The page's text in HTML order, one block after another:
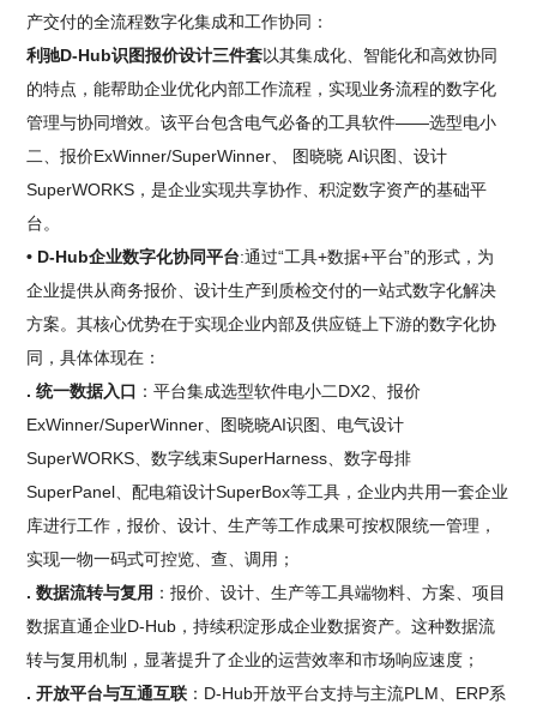
产交付的全流程数字化集成和工作协同：
利驰D-Hub识图报价设计三件套以其集成化、智能化和高效协同
的特点，能帮助企业优化内部工作流程，实现业务流程的数字化
管理与协同增效。该平台包含电气必备的工具软件——选型电小
二、报价ExWinner/SuperWinner、 图晓晓 AI识图、设计
SuperWORKS，是企业实现共享协作、积淀数字资产的基础平
台。
• D-Hub企业数字化协同平台:通过“工具+数据+平台”的形式，为
企业提供从商务报价、设计生产到质检交付的一站式数字化解决
方案。其核心优势在于实现企业内部及供应链上下游的数字化协
同，具体体现在：
. 统一数据入口 ：平台集成选型软件电小二DX2、报价
ExWinner/SuperWinner、图晓晓AI识图、电气设计
SuperWORKS、数字线束SuperHarness、数字母排
SuperPanel、配电箱设计SuperBox等工具，企业内共用一套企业
库进行工作，报价、设计、生产等工作成果可按权限统一管理，
实现一物一码式可控览、查、调用；
. 数据流转与复用 ：报价、设计、生产等工具端物料、方案、项目
数据直通企业D-Hub，持续积淀形成企业数据资产。这种数据流
转与复用机制，显著提升了企业的运营效率和市场响应速度；
. 开放平台与互通互联 ：D-Hub开放平台支持与主流PLM、ERP系